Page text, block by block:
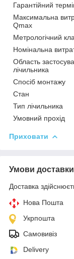
Гарантійний
Максимальна
Qmax
Метрологічний
Номінальна
Область
лічильника
Спосіб монтажу
Стан
Тип лічильника
Умовний прохід
Приховати
Умови доставки
Доставка
Нова Пошта
Укрпошта
Самовивіз
Delivery